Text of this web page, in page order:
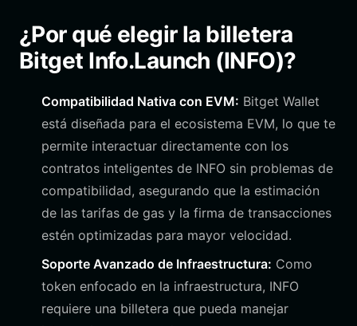
¿Por qué elegir la billetera
Bitget Info.Launch (INFO)?
Compatibilidad Nativa con EVM: Bitget Wallet
está diseñada para el ecosistema EVM, lo que te
permite interactuar directamente con los
contratos inteligentes de INFO sin problemas de
compatibilidad, asegurando que la estimación
de las tarifas de gas y la firma de transacciones
estén optimizadas para mayor velocidad.
Soporte Avanzado de Infraestructura: Como
token enfocado en la infraestructura, INFO
requiere una billetera que pueda manejar